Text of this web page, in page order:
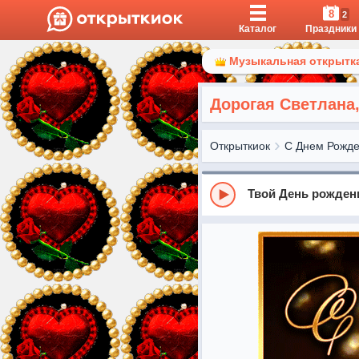
Каталог
8 2
Праздники
Музыкальная
Дорогая
Открыткиок С Днем
Твой День